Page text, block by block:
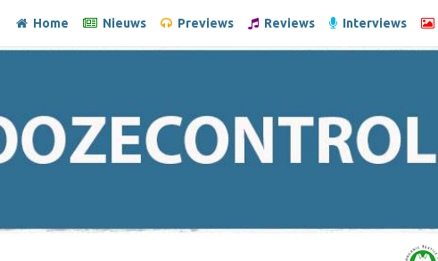
Home Nieuws Previews Reviews Interviews